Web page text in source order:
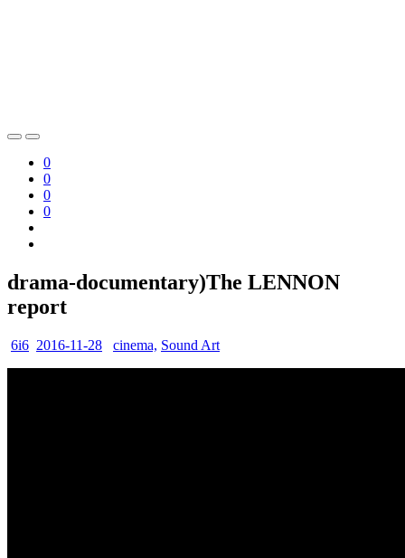
0
0
0
0
drama-documentary)The LENNON
report
6i6 2016-11-28 cinema, Sound Art